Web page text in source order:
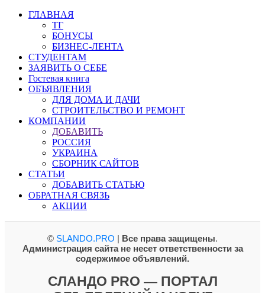
ГЛАВНАЯ
ТГ
БОНУСЫ
БИЗНЕС-ЛЕНТА
СТУДЕНТАМ
ЗАЯВИТЬ О СЕБЕ
Гостевая книга
ОБЪЯВЛЕНИЯ
ДЛЯ ДОМА И ДАЧИ
СТРОИТЕЛЬСТВО И РЕМОНТ
КОМПАНИИ
ДОБАВИТЬ
РОССИЯ
УКРАИНА
СБОРНИК САЙТОВ
СТАТЬИ
ДОБАВИТЬ СТАТЬЮ
ОБРАТНАЯ СВЯЗЬ
АКЦИИ
© SLANDO.PRO | Все права защищены.
Администрация сайта не несет ответственности за
содержимое объявлений.
СЛАНДО PRO — ПОРТАЛ